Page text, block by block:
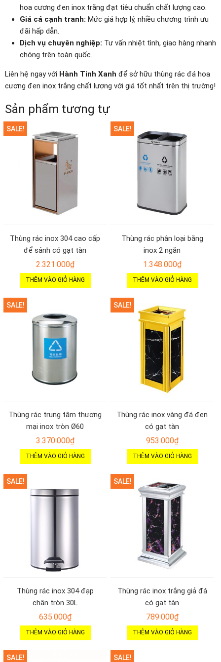
hoa cương đen inox trắng đạt tiêu chuẩn chất lượng cao.
Giá cả cạnh tranh: Mức giá hợp lý, nhiều chương trình ưu
đãi hấp dẫn.
Dịch vụ chuyên nghiệp: Tư vấn nhiệt tình, giao hàng nhanh
chóng trên toàn quốc.
Liên hệ ngay với Hành Tinh Xanh để sở hữu thùng rác đá hoa
cương đen inox trắng chất lượng với giá tốt nhất trên thị trường!
Sản phẩm tương tự
SALE!
Thùng rác inox 304 cao cấp
để sảnh có gạt tàn
2.321.000₫
THÊM VÀO GIỎ HÀNG
SALE!
Thùng rác phân loại bằng
inox 2 ngăn
1.348.000₫
THÊM VÀO GIỎ HÀNG
SALE!
Thùng rác trung tâm thương
mại inox tròn Ø60
3.370.000₫
THÊM VÀO GIỎ HÀNG
SALE!
Thùng rác inox vàng đá đen
có gạt tàn
953.000₫
THÊM VÀO GIỎ HÀNG
SALE!
Thùng rác inox 304 đạp
chân tròn 30L
635.000₫
THÊM VÀO GIỎ HÀNG
SALE!
Thùng rác inox trắng giả đá
có gạt tàn
789.000₫
THÊM VÀO GIỎ HÀNG
SALE! SALE!